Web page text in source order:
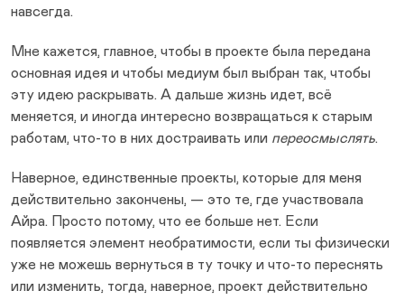
навсегда.
Мне кажется, главное, чтобы в проекте была передана
основная идея и чтобы медиум был выбран так, чтобы
эту идею раскрывать. А дальше жизнь идет, всё
меняется, и иногда интересно возвращаться к старым
работам, что-то в них достраивать или переосмыслять.
Наверное, единственные проекты, которые для меня
действительно закончены, — это те, где участвовала
Айра. Просто потому, что ее больше нет. Если
появляется элемент необратимости, если ты физически
уже не можешь вернуться в ту точку и что-то переснять
или изменить, тогда, наверное, проект действительно